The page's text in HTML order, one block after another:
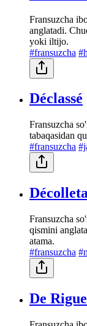
Fransuzcha
anglatadi.
yoki iltijo.
#fransuzcha
Déclassé
Fransuzcha
tabaqasidan
#fransuzcha
Fransuzcha
qismini
atama.
#fransuzcha
De